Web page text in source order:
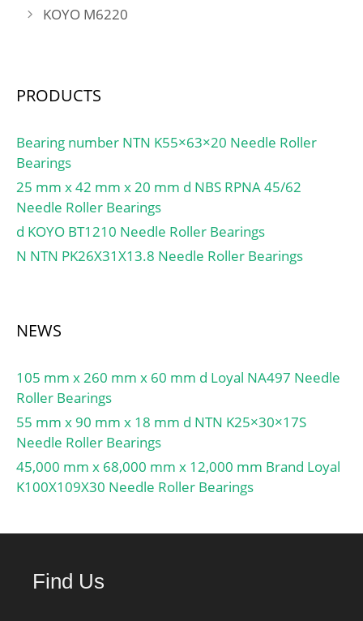
KOYO M6220
PRODUCTS
Bearing number NTN K55×63×20 Needle Roller
Bearings
25 mm x 42 mm x 20 mm d NBS RPNA 45/62
Needle Roller Bearings
d KOYO BT1210 Needle Roller Bearings
N NTN PK26X31X13.8 Needle Roller Bearings
NEWS
105 mm x 260 mm x 60 mm d Loyal NA497 Needle
Roller Bearings
55 mm x 90 mm x 18 mm d NTN K25×30×17S
Needle Roller Bearings
45,000 mm x 68,000 mm x 12,000 mm Brand Loyal
K100X109X30 Needle Roller Bearings
Find Us